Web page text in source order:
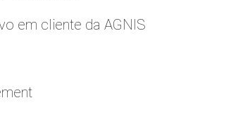
em cliente da AGNIS